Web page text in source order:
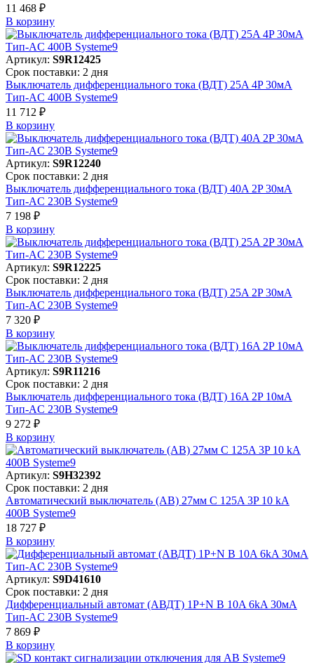
11 468 ₽
В корзинy
Артикул: S9R12425
Срок поставки: 2 дня
Выключатель дифференциального тока (ВДТ) 25A 4P 30мА
Тип-AC 400В Systeme9
11 712 ₽
В корзинy
Артикул: S9R12240
Срок поставки: 2 дня
Выключатель дифференциального тока (ВДТ) 40A 2P 30мА
Тип-AC 230В Systeme9
7 198 ₽
В корзинy
Артикул: S9R12225
Срок поставки: 2 дня
Выключатель дифференциального тока (ВДТ) 25A 2P 30мА
Тип-AC 230В Systeme9
7 320 ₽
В корзинy
Артикул: S9R11216
Срок поставки: 2 дня
Выключатель дифференциального тока (ВДТ) 16A 2P 10мА
Тип-AC 230В Systeme9
9 272 ₽
В корзинy
Артикул: S9H32392
Срок поставки: 2 дня
Автоматический выключатель (АВ) 27мм C 125A 3P 10 kA
400В Systeme9
18 727 ₽
В корзинy
Артикул: S9D41610
Срок поставки: 2 дня
Дифференциальный автомат (АВДТ) 1P+N B 10A 6kA 30мА
Тип-AC 230В Systeme9
7 869 ₽
В корзинy